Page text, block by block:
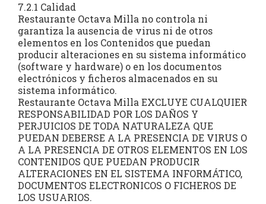
7.2.1 Calidad
Restaurante Octava Milla no controla ni
garantiza la ausencia de virus ni de otros
elementos en los Contenidos que puedan
producir alteraciones en su sistema informático
(software y hardware) o en los documentos
electrónicos y ficheros almacenados en su
sistema informático.
Restaurante Octava Milla EXCLUYE CUALQUIER
RESPONSABILIDAD POR LOS DAÑOS Y
PERJUICIOS DE TODA NATURALEZA QUE
PUEDAN DEBERSE A LA PRESENCIA DE VIRUS O
A LA PRESENCIA DE OTROS ELEMENTOS EN LOS
CONTENIDOS QUE PUEDAN PRODUCIR
ALTERACIONES EN EL SISTEMA INFORMÁTICO,
DOCUMENTOS ELECTRONICOS O FICHEROS DE
LOS USUARIOS.